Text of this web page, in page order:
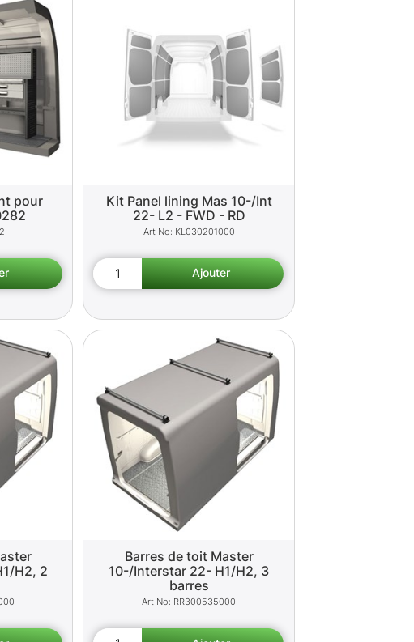
pour
Kit Panel lining Mas 10-/Int
22- L2 - FWD - RD
KL030201000
H2, 2
Barres de toit Master
10-/Interstar 22- H1/H2, 3
barres
RR300535000